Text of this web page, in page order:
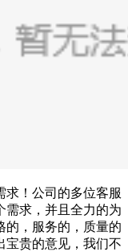
求！公司的多位客服
需求，并且全力的为
的，服务的，质量的
宝贵的意见，我们不